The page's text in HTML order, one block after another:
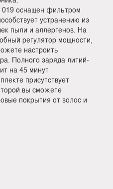
019 оснащен фильтром
устранению из
пыли и аллергенов. На
регулятор мощности,
настроить
Полного заряда литий-
на 45 минут
присутствует
вы сможете
покрытия от волос и